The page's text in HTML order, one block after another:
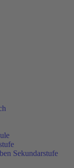
Sekundarstufe